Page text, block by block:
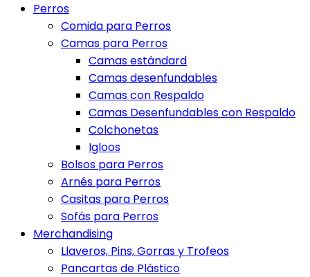
Perros
Comida para Perros
Camas para Perros
Camas estándard
Camas desenfundables
Camas con Respaldo
Camas Desenfundables con Respaldo
Colchonetas
Igloos
Bolsos para Perros
Arnés para Perros
Casitas para Perros
Sofás para Perros
Merchandising
Llaveros, Pins, Gorras y Trofeos
Pancartas de Plástico